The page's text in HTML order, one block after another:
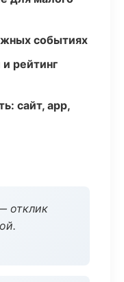
событиях
рейтинг
сайт, app,
отклик